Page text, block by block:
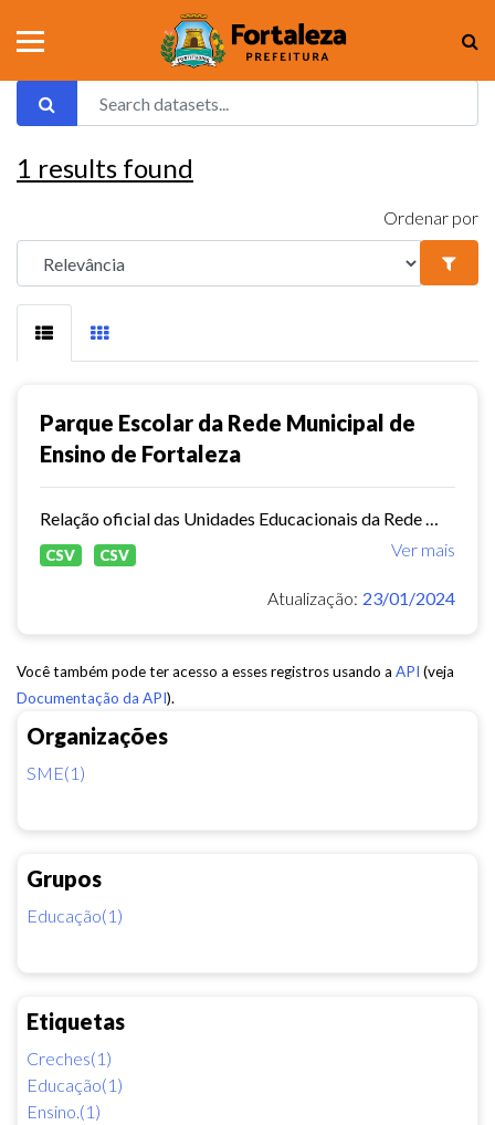
Organizações
SME(1)
Grupos
Educação(1)
Etiquetas
Creches(1)
Educação(1)
Ensino.(1)
1 results found
Ordenar por
Parque Escolar da Rede Municipal de
Ensino de Fortaleza
Ver mais
CSV CSV
Atualização: 23/01/2024
Você também pode ter acesso a esses registros usando a API (veja
Documentação da API).